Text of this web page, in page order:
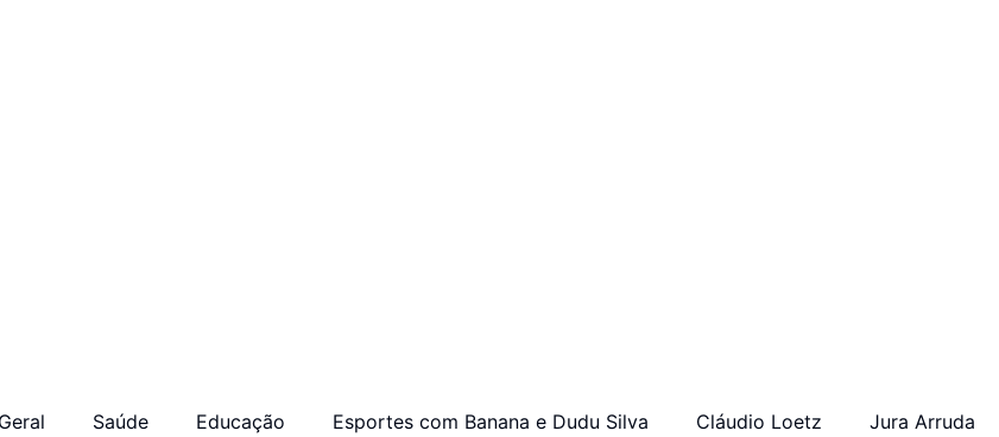
Geral Saúde Educação Esportes com Banana e Dudu Silva Cláudio Loetz Jura Arruda